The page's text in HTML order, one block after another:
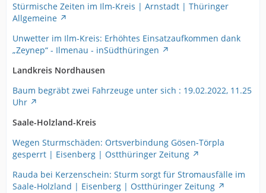
Stürmische Zeiten im Ilm-Kreis | Arnstadt | Thüringer
Allgemeine
Unwetter im Ilm-Kreis: Erhöhtes Einsatzaufkommen dank
„Zeynep“ - Ilmenau - inSüdthüringen
Landkreis Nordhausen
Baum begräbt zwei Fahrzeuge unter sich : 19.02.2022, 11.25
Uhr
Saale-Holzland-Kreis
Wegen Sturmschäden: Ortsverbindung Gösen-Törpla
gesperrt | Eisenberg | Ostthüringer Zeitung
Rauda bei Kerzenschein: Sturm sorgt für Stromausfälle im
Saale-Holzland | Eisenberg | Ostthüringer Zeitung